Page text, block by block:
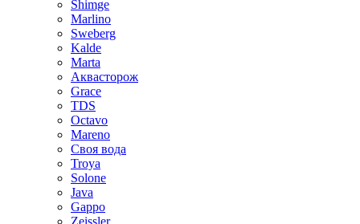
Shimge
Marlino
Sweberg
Kalde
Marta
Аквасторож
Grace
TDS
Octavo
Mareno
Своя вода
Troya
Solone
Java
Gappo
Zeissler